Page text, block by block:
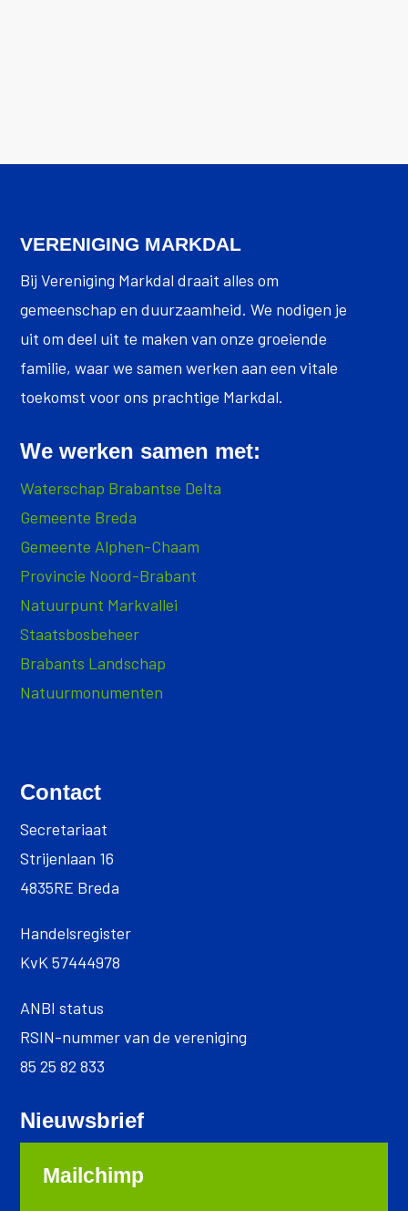
VERENIGING MARKDAL
Bij Vereniging Markdal draait alles om
gemeenschap en duurzaamheid. We nodigen je
uit om deel uit te maken van onze groeiende
familie, waar we samen werken aan een vitale
toekomst voor ons prachtige Markdal.
We werken samen met:
Waterschap Brabantse Delta
Gemeente Breda
Gemeente Alphen-Chaam
Provincie Noord-Brabant
Natuurpunt Markvallei
Staatsbosbeheer
Brabants Landschap
Natuurmonumenten
Contact
Secretariaat
Strijenlaan 16
4835RE Breda
Handelsregister
KvK 57444978
ANBI status
RSIN-nummer van de vereniging
85 25 82 833
Nieuwsbrief
Mailchimp